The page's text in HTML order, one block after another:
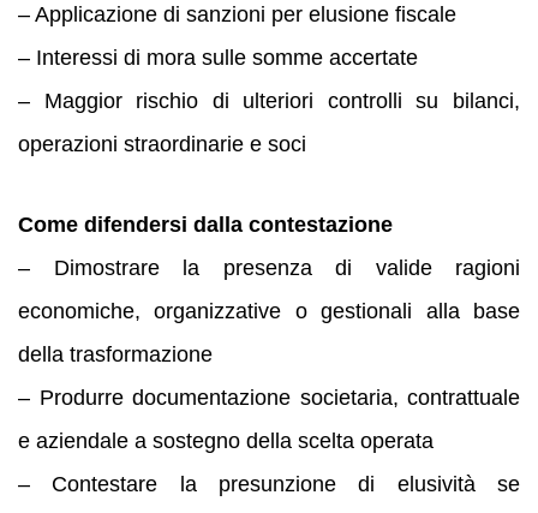
– Applicazione di sanzioni per elusione fiscale
– Interessi di mora sulle somme accertate
– Maggior rischio di ulteriori controlli su bilanci,
operazioni straordinarie e soci
Come difendersi dalla contestazione
– Dimostrare la presenza di valide ragioni
economiche, organizzative o gestionali alla base
della trasformazione
– Produrre documentazione societaria, contrattuale
e aziendale a sostegno della scelta operata
– Contestare la presunzione di elusività se